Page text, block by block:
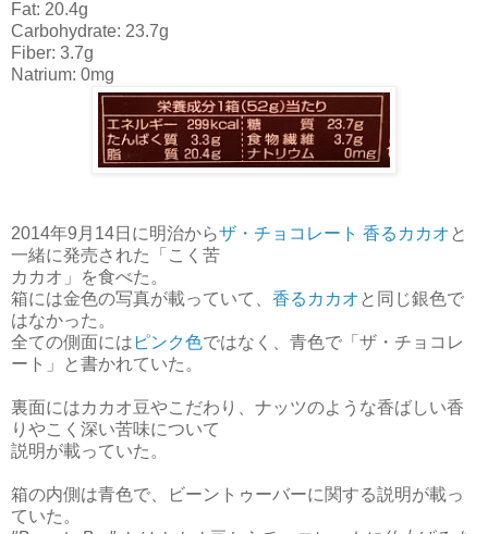
Fat: 20.4g
Carbohydrate: 23.7g
Fiber: 3.7g
Natrium: 0mg
2014年9月14日に明治からザ・チョコレート 香るカカオ と
一緒に発売された「 こく苦
カカオ」を食べた。
箱には金色の写真が載っていて、 香るカカオ と同じ銀色で
はなかった。
全ての側面には ピンク色ではなく、青色で「ザ・チョコレ
ート」と書かれていた。
裏面にはカカオ豆やこだわり、ナッツのような香ばしい香
りやこく深い苦味について
説明が載っていた。
箱の内側は青色で、ビーントゥーバーに関する説明が載っ
ていた。